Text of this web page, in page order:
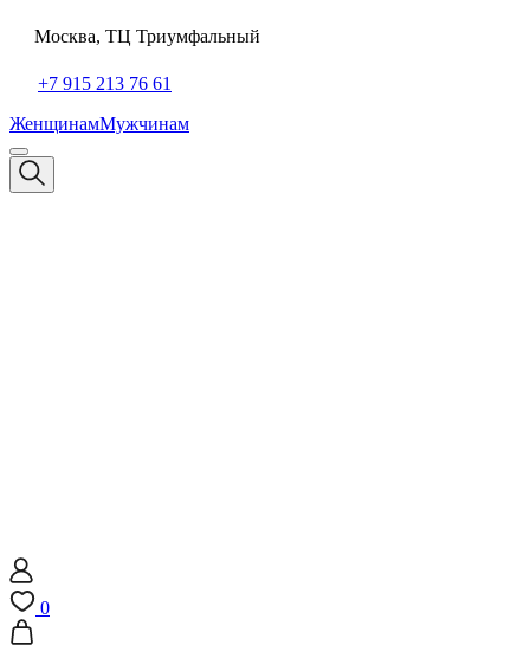
Москва, ТЦ Триумфальный
+7 915 213 76 61
ЖенщинамМужчинам
0